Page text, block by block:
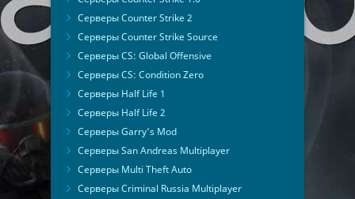
Серверы Counter Strike 2
Серверы Counter Strike Source
Серверы CS: Global Offensive
Серверы CS: Condition Zero
Серверы Half Life 1
Серверы Half Life 2
Серверы Garry's Mod
Серверы San Andreas Multiplayer
Серверы Multi Theft Auto
Серверы Criminal Russia Multiplayer